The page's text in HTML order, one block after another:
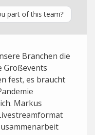
part of this team?
Branchen die
Großevents
fest, es braucht
Markus